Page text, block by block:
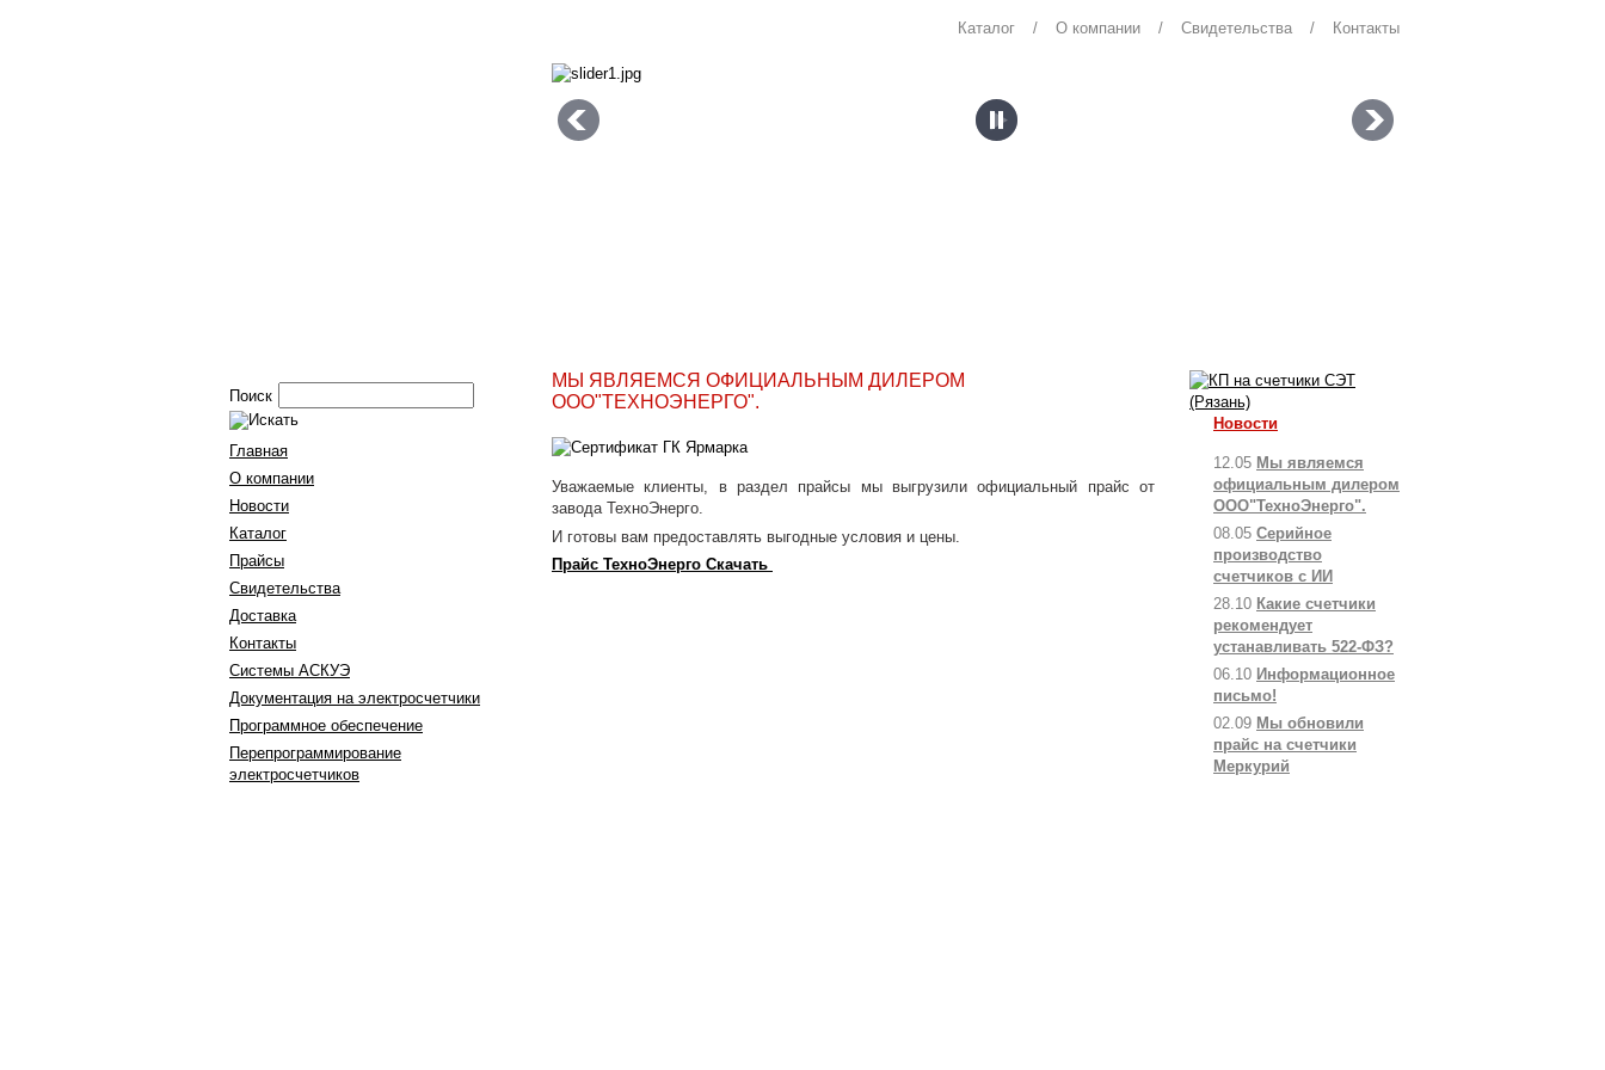
Контакты
/
Свидетельства
/
О компании
/
Каталог
МЫ ЯВЛЯЕМСЯ ОФИЦИАЛЬНЫМ ДИЛЕРОМ
ООО"ТЕХНОЭНЕРГО".
Уважаемые клиенты, в раздел прайсы мы выгрузили официальный прайс от
завода ТехноЭнерго.
И готовы вам предоставлять выгодные условия и цены.
Прайс ТехноЭнерго Скачать
Поиск
Главная
О компании
Новости
Каталог
Прайсы
Свидетельства
Доставка
Контакты
Системы АСКУЭ
Документация на электросчетчики
Программное обеспечение
Перепрограммирование
электросчетчиков
Новости
12.05 Мы являемся
официальным дилером
ООО"ТехноЭнерго".
08.05 Серийное
производство
счетчиков с ИИ
28.10 Какие счетчики
рекомендует
устанавливать 522-ФЗ?
06.10 Информационное
письмо!
02.09 Мы обновили
прайс на счетчики
Меркурий